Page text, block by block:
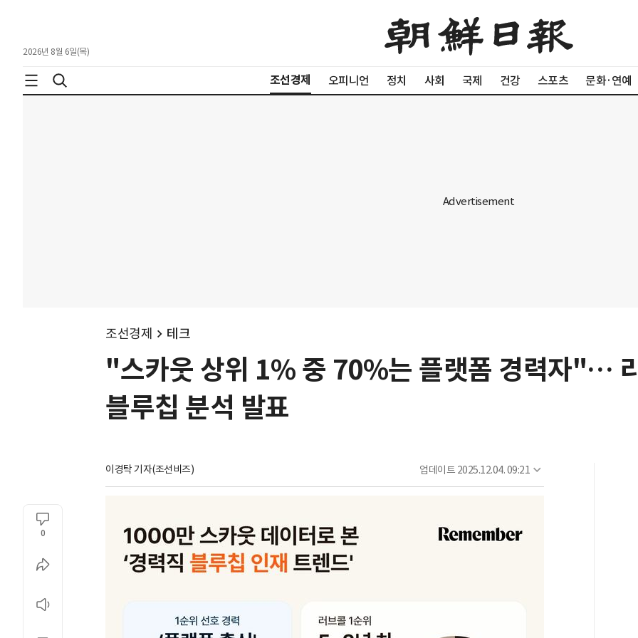
2026년 8월 6일(목)
조선경제 오피니언 정치 사회 국제 건강 스포츠 문화·연예
조선경제 테크
"스카웃 상위 1% 중 70%는 플랫폼 경력자"…
블루칩 분석 발표
이경탁 기자(조선비즈) 업데이트 2025.12.04. 09:21
0